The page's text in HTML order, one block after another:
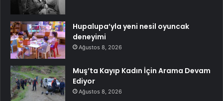
Hupalupa’yla yeni nesil oyuncak
deneyimi
Ağustos 8, 2026
Muş’ta Kayıp Kadın İçin Arama Devam
Ediyor
Ağustos 8, 2026